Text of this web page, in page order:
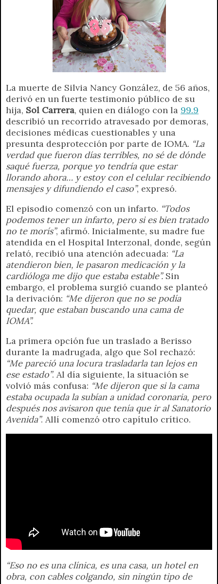
La muerte de Silvia Nancy González, de 56 años,
derivó en un fuerte testimonio público de su
hija, Sol Carrera, quien en diálogo con la 99.9
describió un recorrido atravesado por demoras,
decisiones médicas cuestionables y una
presunta desprotección por parte de IOMA. “La
verdad que fueron días terribles, no sé de dónde
saqué fuerza, porque yo tendría que estar
llorando ahora… y estoy con el celular recibiendo
mensajes y difundiendo el caso”, expresó.
El episodio comenzó con un infarto. “Todos
podemos tener un infarto, pero si es bien tratado
no te morís”, afirmó. Inicialmente, su madre fue
atendida en el Hospital Interzonal, donde, según
relató, recibió una atención adecuada: “La
atendieron bien, le pasaron medicación y la
cardióloga me dijo que estaba estable”.Sin
embargo, el problema surgió cuando se planteó
la derivación: “Me dijeron que no se podía
quedar, que estaban buscando una cama de
IOMA”.
La primera opción fue un traslado a Berisso
durante la madrugada, algo que Sol rechazó:
“Me pareció una locura trasladarla tan lejos en
ese estado”. Al día siguiente, la situación se
volvió más confusa: “Me dijeron que si la cama
estaba ocupada la subían a unidad coronaria, pero
después nos avisaron que tenía que ir al Sanatorio
Avenida”. Allí comenzó otro capítulo crítico.
“Eso no es una clínica, es una casa, un hotel en
obra, con cables colgando, sin ningún tipo de